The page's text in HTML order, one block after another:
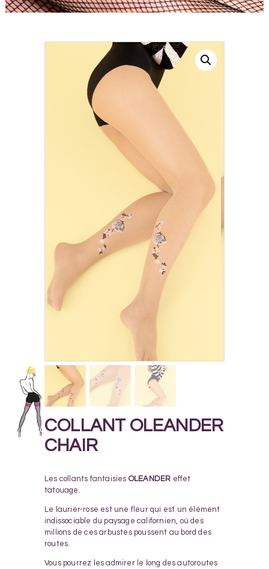
COLLANT OLEANDER
CHAIR
Les collants fantaisies OLEANDER effet
tatouage.
Le laurier-rose est une fleur qui est un élément
indissociable du paysage californien, où des
millions de ces arbustes poussent au bord des
routes.
Vous pourrez les admirer le long des autoroutes